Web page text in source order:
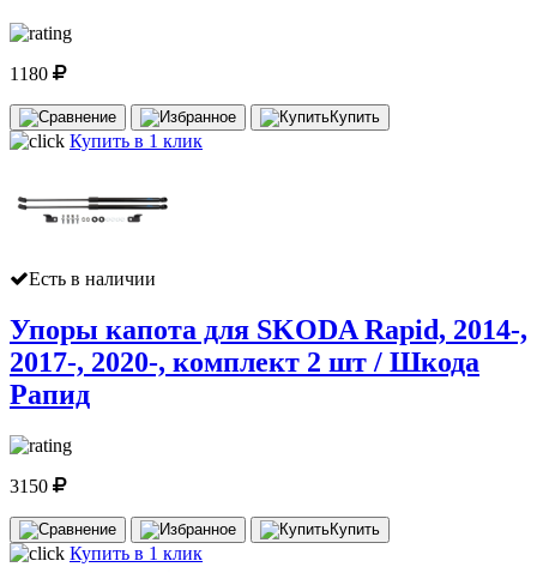
1180
Купить
Купить в 1 клик
Есть в наличии
Упоры капота для SKODA Rapid, 2014-,
2017-, 2020-, комплект 2 шт / Шкода
Рапид
3150
Купить
Купить в 1 клик